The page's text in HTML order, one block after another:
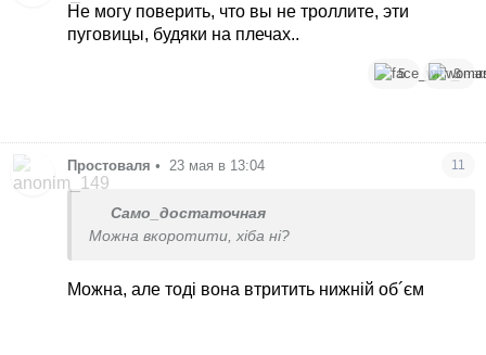
Не могу поверить, что вы не троллите, эти
пуговицы, будяки на плечах..
5 3
Простоваля • 23 мая в 13:04 11
Само_достаточная
Можна вкоротити, хіба ні?
Можна, але тоді вона втритить нижній об´єм